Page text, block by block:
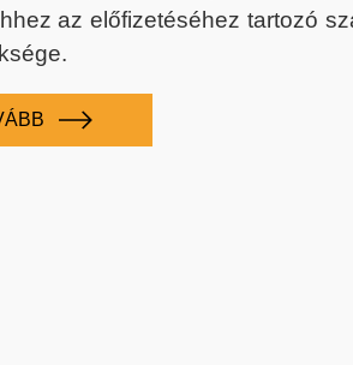
az előfizetéséhez tartozó